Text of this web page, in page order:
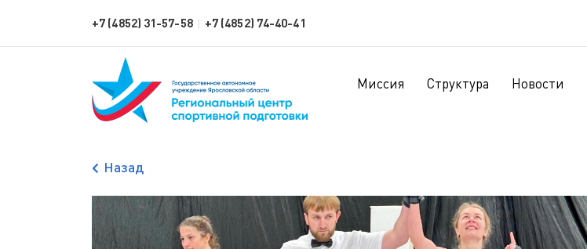
+7 (4852) 31-57-58 | +7 (4852) 74-40-41
Миссия Структура Новости
Назад